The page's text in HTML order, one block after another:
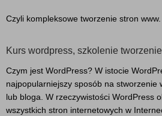
Czyli kompleksowe tworzenie stron www.
Kurs wordpress, szkolenie
Czym jest WordPress? W istocie
najpopularniejszy sposób na stworzenie
lub bloga. W rzeczywistości WordPress
wszystkich stron internetowych w